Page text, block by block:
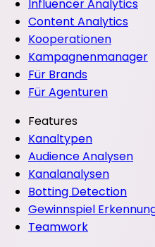
Influencer Analytics
Content Analytics
Kooperationen
Kampagnenmanager
Für Brands
Für Agenturen
Features
Kanaltypen
Audience Analysen
Kanalanalysen
Botting Detection
Gewinnspiel
Teamwork